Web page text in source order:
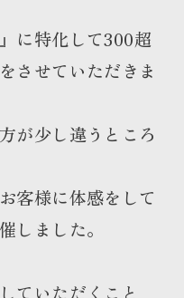
に特化して300超
させていただきま
が少し違うところ
客様に体感をして
しました。
ていただくこと